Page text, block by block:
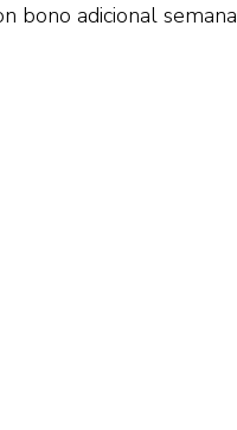
bono adicional